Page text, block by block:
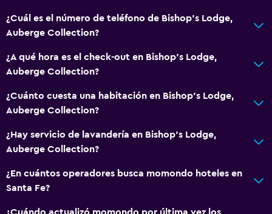
Piscina al aire libre
Secador de pelo
Servicios de lavandería/tintorería
Aire libre
Jardín
¿Cuál es el número de teléfono de Bishop's Lodge,
Auberge Collection?
¿A qué hora es el check-out en Bishop's Lodge,
Auberge Collection?
¿Cuánto cuesta una habitación en Bishop's Lodge,
Auberge Collection?
¿Hay servicio de lavandería en Bishop's Lodge,
Auberge Collection?
¿En cuántos operadores busca momondo hoteles en
Santa Fe?
¿Cuándo actualizó momondo por última vez los